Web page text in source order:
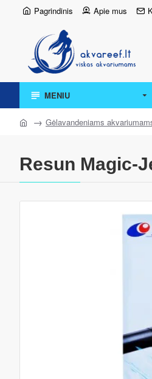
Pagrindinis Apie mus
MENIU
Gėlavandeniams
Resun Magic-